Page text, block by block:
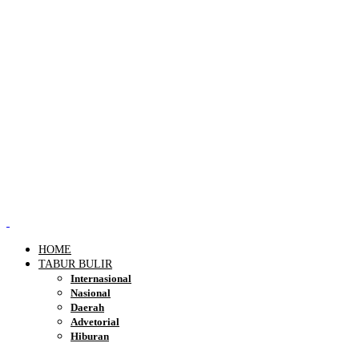
HOME
TABUR BULIR
Internasional
Nasional
Daerah
Advetorial
Hiburan